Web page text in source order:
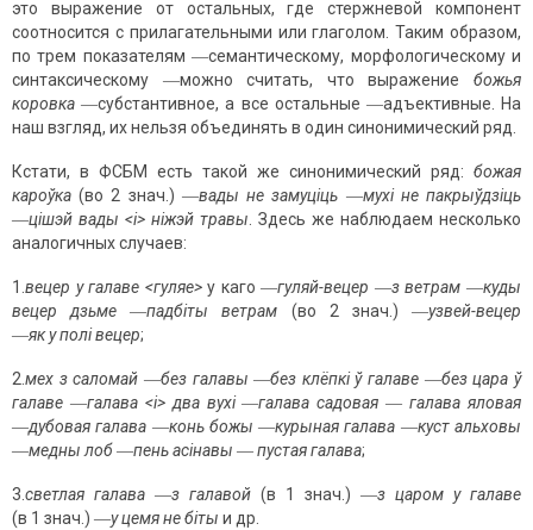
это выражение от остальных, где стержневой компонент
соотносится с прилагательными или глаголом. Таким образом,
по трем показателям ―семантическому, морфологическому и
синтаксическому ―можно считать, что выражение божья
коровка ―субстантивное, а все остальные ―адъективные. На
наш взгляд, их нельзя объединять в один синонимический ряд.
Кстати, в ФСБМ есть такой же синонимический ряд: божая
кароўка(во 2 знач.) ―вады не замуціць ―мухі не пакрыўдзіць
―цішэй вады <і> ніжэй травы . Здесь же наблюдаем несколько
аналогичных случаев:
1. вецер у галаве <гуляе>у каго ―гуляй-вецер ―з ветрам―куды
вецер дзьме―падбіты ветрам (во 2 знач.) ―узвей-вецер
―як у полі вецер;
2. мех з саломай ―без галавы―без клёпкі ў галаве ―без цара ў
галаве ―галава <і> два вухі―галава садовая―галава яловая
―дубовая галава ―конь божы―курыная галава ―куст альховы
―медны лоб―пень асінавы ―пустая галава;
3. светлая галава ―з галавой (в 1 знач.) ―з царом у галаве
(в 1 знач.) ―у цемя не біты и др.